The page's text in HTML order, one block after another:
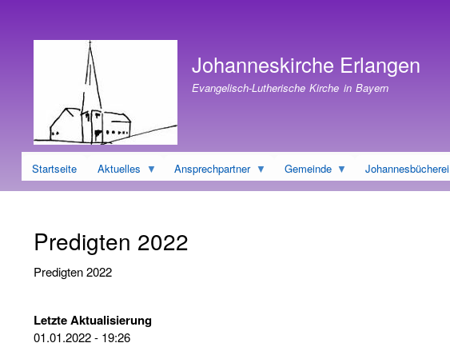
Johanneskirche Erlangen
Evangelisch-Lutherische Kirche in Bayern
Startseite Aktuelles Ansprechpartner Gemeinde Johannesbücherei
Predigten 2022
Predigten 2022
Letzte Aktualisierung
01.01.2022 - 19:26